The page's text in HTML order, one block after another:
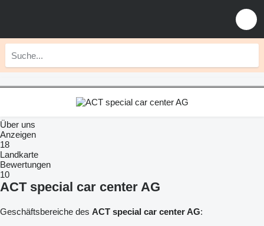
Über uns
Anzeigen
18
Landkarte
Bewertungen
10
ACT special car center AG
Geschäftsbereiche des ACT special car center AG: